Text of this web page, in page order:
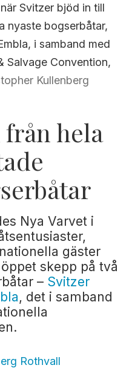
Svitzer bjöd in till
nyaste bogserbåtar,
i samband med
Salvage Convention,
Kullenberg
hela
Nya Varvet i
gäster
skepp på två
– Svitzer
, det i samband
Rothvall